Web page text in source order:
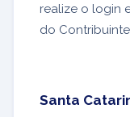
realize o login
do Contribuinte.
Santa